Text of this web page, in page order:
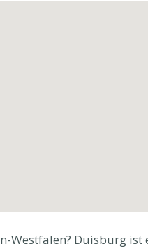
Westfalen? Duisburg ist